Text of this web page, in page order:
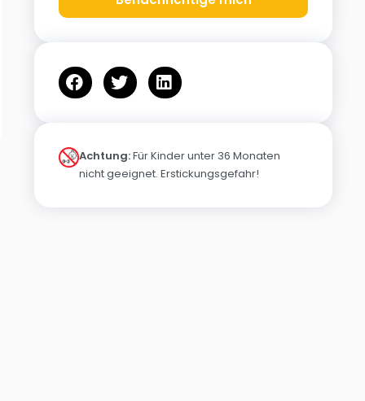
Achtung:Für Kinder unter 36 Monaten
nicht geeignet. Erstickungsgefahr!